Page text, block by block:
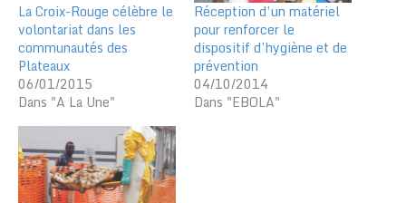
La Croix-Rouge célèbre le
volontariat dans les
communautés des
Plateaux
06/01/2015
Dans "A La Une"
Réception d’un matériel
pour renforcer le
dispositif d’hygiène et de
prévention
04/10/2014
Dans "EBOLA"